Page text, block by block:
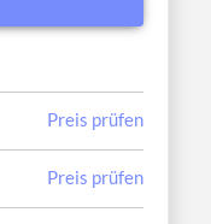
Preis prüfen
Preis prüfen